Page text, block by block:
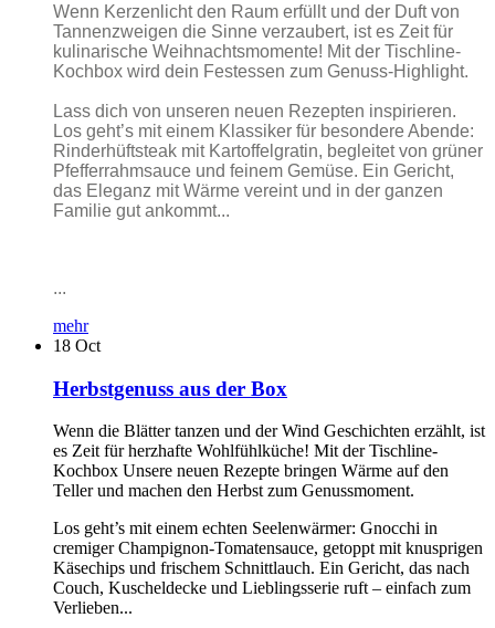
Wenn Kerzenlicht den Raum erfüllt und der Duft von
Tannenzweigen die Sinne verzaubert, ist es Zeit für
kulinarische Weihnachtsmomente! Mit der Tischline-
Kochbox wird dein Festessen zum Genuss-Highlight.
Lass dich von unseren neuen Rezepten inspirieren.
Los geht’s mit einem Klassiker für besondere Abende:
Rinderhüftsteak mit Kartoffelgratin, begleitet von grüner
Pfefferrahmsauce und feinem Gemüse. Ein Gericht,
das Eleganz mit Wärme vereint und in der ganzen
Familie gut ankommt...
...
mehr
18 Oct
Herbstgenuss aus der Box
Wenn die Blätter tanzen und der Wind Geschichten erzählt, ist
es Zeit für herzhafte Wohlfühlküche! Mit der Tischline-
Kochbox Unsere neuen Rezepte bringen Wärme auf den
Teller und machen den Herbst zum Genussmoment.
Los geht’s mit einem echten Seelenwärmer: Gnocchi in
cremiger Champignon-Tomatensauce, getoppt mit knusprigen
Käsechips und frischem Schnittlauch. Ein Gericht, das nach
Couch, Kuscheldecke und Lieblingsserie ruft – einfach zum
Verlieben...